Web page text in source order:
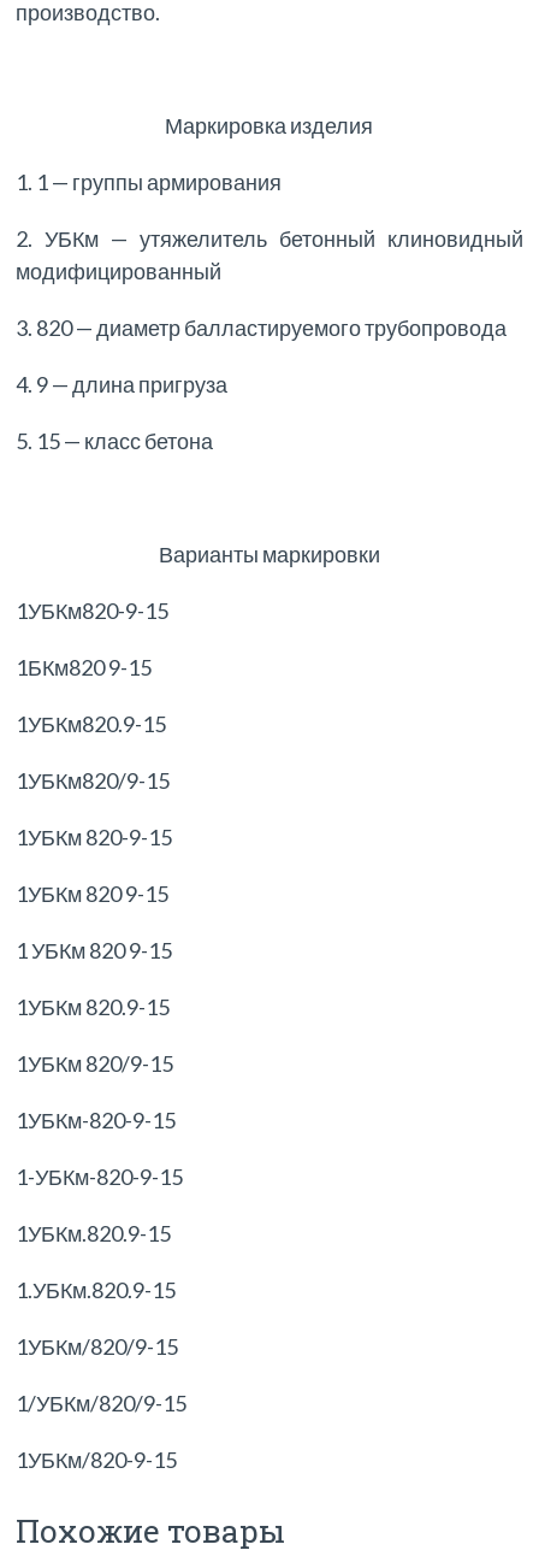
производство.
Маркировка изделия
1. 1 — группы армирования
2. УБКм — утяжелитель бетонный клиновидный
модифицированный
3. 820 — диаметр балластируемого трубопровода
4. 9 — длина пригруза
5. 15 — класс бетона
Варианты маркировки
1УБКм820-9-15
1БКм820 9-15
1УБКм820.9-15
1УБКм820/9-15
1УБКм 820-9-15
1УБКм 820 9-15
1 УБКм 820 9-15
1УБКм 820.9-15
1УБКм 820/9-15
1УБКм-820-9-15
1-УБКм-820-9-15
1УБКм.820.9-15
1.УБКм.820.9-15
1УБКм/820/9-15
1/УБКм/820/9-15
1УБКм/820-9-15
Похожие товары